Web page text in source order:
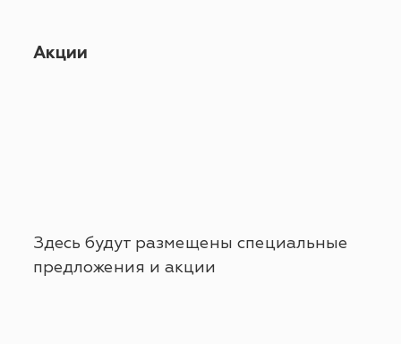
Акции
Здесь будут размещены специальные
предложения и акции